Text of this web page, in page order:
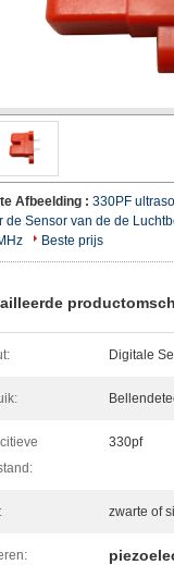
Afbeelding : 330PF
de Sensor van de de
Beste prijs
Digitale
330pf
zwarte of